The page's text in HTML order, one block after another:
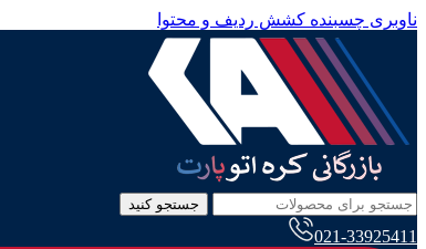
ناوبری چسبنده کشش ردیف و محتوا
جستجو کنید
021-33925411